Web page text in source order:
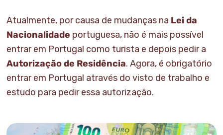
Atualmente, por causa de mudanças na Lei da
Nacionalidade portuguesa, não é mais possível
entrar em Portugal como turista e depois pedir a
Autorização de Residência. Agora, é obrigatório
entrar em Portugal através do visto de trabalho e
estudo para pedir essa autorização.